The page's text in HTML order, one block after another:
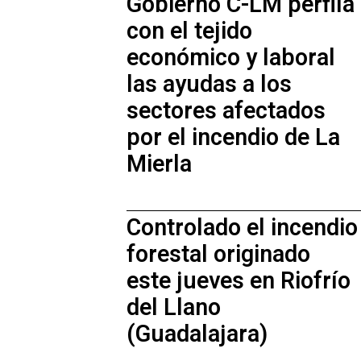
con el tejido
económico y laboral
las ayudas a los
sectores afectados
por el incendio de La
Mierla
Controlado el incendio
forestal originado
este jueves en Riofrío
del Llano
(Guadalajara)